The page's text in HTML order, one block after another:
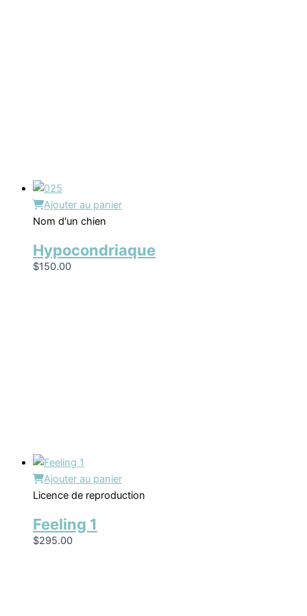
Ajouter au panier
Nom d'un chien
Hypocondriaque
$150.00
Ajouter au panier
Licence de reproduction
Feeling 1
$295.00